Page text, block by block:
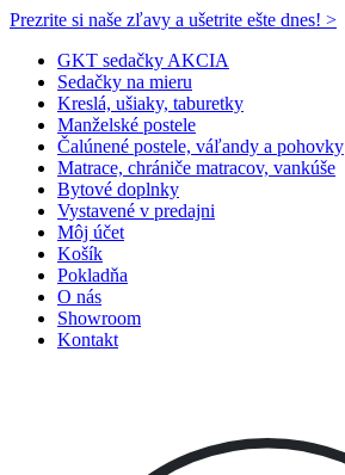
Prezrite si naše zľavy a ušetrite ešte dnes! >​
GKT sedačky AKCIA
Sedačky na mieru
Kreslá, ušiaky, taburetky
Manželské postele
Čalúnené postele, váľandy a pohovky
Matrace, chrániče matracov, vankúše
Bytové doplnky
Vystavené v predajni
Môj účet
Košík
Pokladňa
O nás
Showroom
Kontakt